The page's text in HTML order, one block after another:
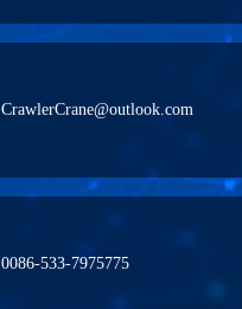
CrawlerCrane@outlook.com
0086-533-7975775